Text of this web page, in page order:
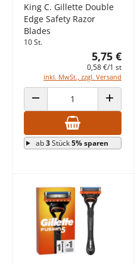
King C. Gillette Double
Edge Safety Razor
Blades
10 St.
5,75 €
0,58 €/1 st
inkl. MwSt., zzgl. Versand
ANZAHL VERRINGERN ANZAHL
ab3Stück5% sparen